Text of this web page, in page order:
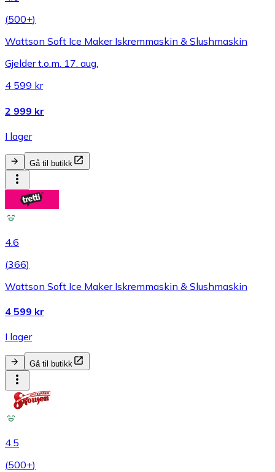
(500+)
Wattson Soft Ice Maker Iskremmaskin & Slushmaskin
Gjelder t.o.m. 17. aug.
4 599 kr
2 999 kr
I lager
Gå til butikk
4.6
(366)
Wattson Soft Ice Maker Iskremmaskin & Slushmaskin
4 599 kr
I lager
Gå til butikk
4.5
(500+)